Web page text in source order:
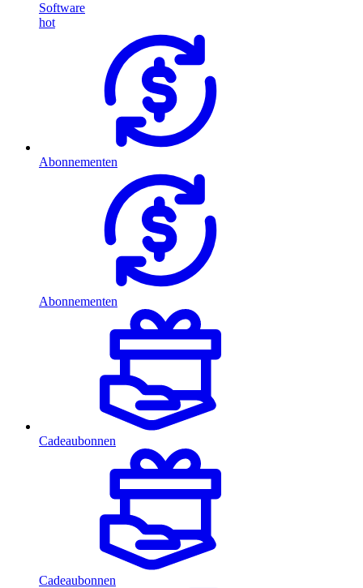
Software
hot
Abonnementen
Abonnementen
Cadeaubonnen
Cadeaubonnen